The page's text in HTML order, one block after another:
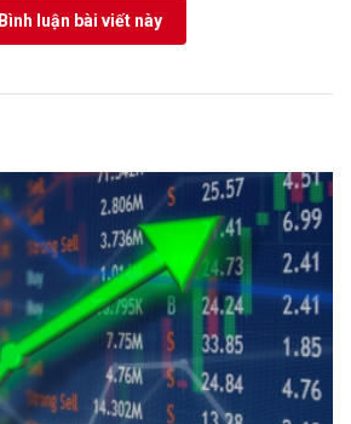
Bình luận bài viết này